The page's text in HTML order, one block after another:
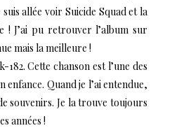
suis allée voir Suicide Squad et la
! J’ai pu retrouver l’album sur
mais la meilleure !
182. Cette chanson est l’une des
enfance. Quand je l’ai entendue,
souvenirs. Je la trouve toujours
années !